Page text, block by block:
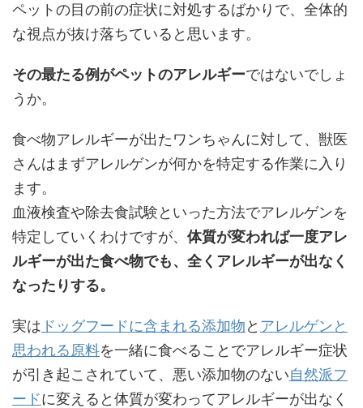
ペットの目の前の症状に対処するばかりで、全体的
な視点が抜け落ちていると思います。
その最たる例がペットのアレルギーではないでしょ
うか。
食べ物アレルギーが出たワンちゃんに対して、獣医
さんはまずアレルゲンが何かを特定する作業に入り
ます。
血液検査や除去食試験といった方法でアレルゲンを
特定していくわけですが、 体質が変われば一度アレ
ルギーが出た食べ物でも、全くアレルギーが出なく
なったりする。
実は ドッグフードに含まれる添加物と アレルゲンと
思われる原料を一緒に食べることでアレルギー症状
が引き起こされていて、悪い添加物のない自然派フ
ードに変えると体質が変わってアレルギーが出なく